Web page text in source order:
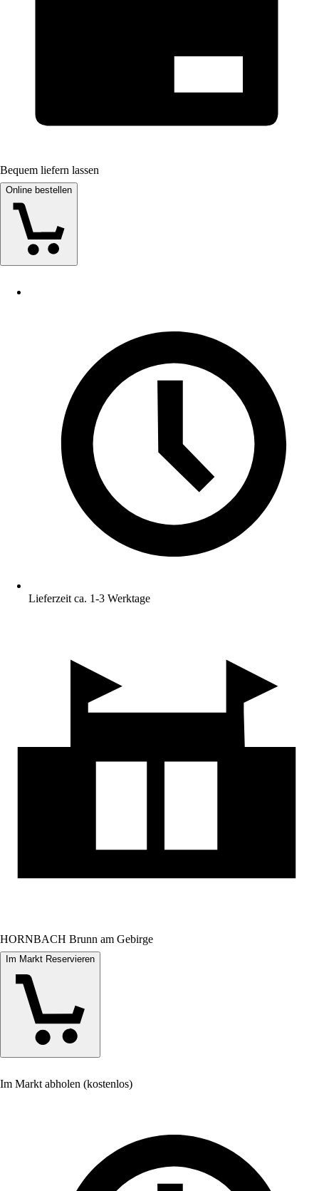
Bequem liefern lassen
Online bestellen
Lieferzeit ca. 1-3 Werktage
HORNBACH Brunn am Gebirge
Im Markt Reservieren
Im Markt abholen (kostenlos)